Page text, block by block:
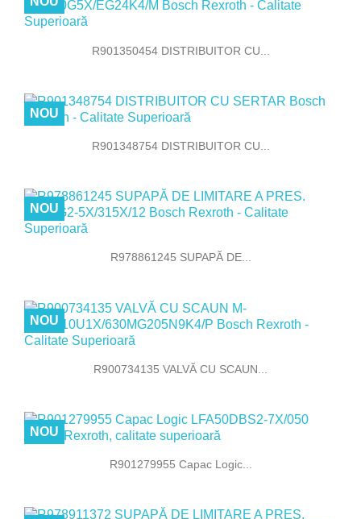
R901350454 DISTRIBUITOR CU...
R901348754 DISTRIBUITOR CU...
NOU
R978861245 SUPAPĂ DE...
NOU
R900734135 VALVĂ CU SCAUN...
NOU
R901279955 Capac Logic...
NOU